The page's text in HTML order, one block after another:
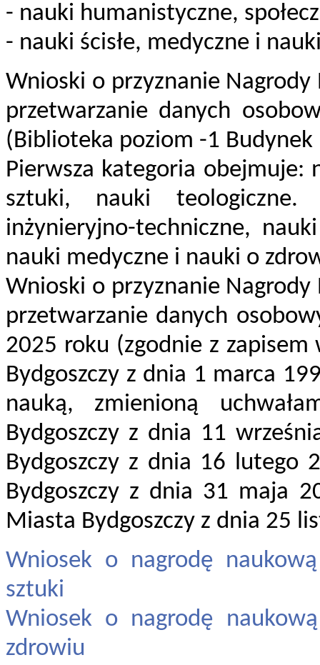
- nauki humanistyczne,
- nauki ścisłe, medyczne i
Wnioski o przyznanie
przetwarzanie danych
(Biblioteka poziom -1
Pierwsza kategoria obejmuje:
sztuki, nauki
inżynieryjno-techniczne,
nauki medyczne i nauki o
Wnioski o przyznanie
przetwarzanie danych
2025 roku (zgodnie z
Bydgoszczy z dnia 1 marca
nauką, zmienioną
Bydgoszczy z dnia 11
Bydgoszczy z dnia 16 lutego
Bydgoszczy z dnia 31 maja
Miasta Bydgoszczy z dnia 25
Wniosek o nagrodę
sztuki
Wniosek o nagrodę
zdrowiu